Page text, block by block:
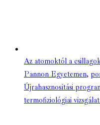
Az atomoktól a
Pannon Egyetemen,
Újrahasznosítási
termofiziológiai